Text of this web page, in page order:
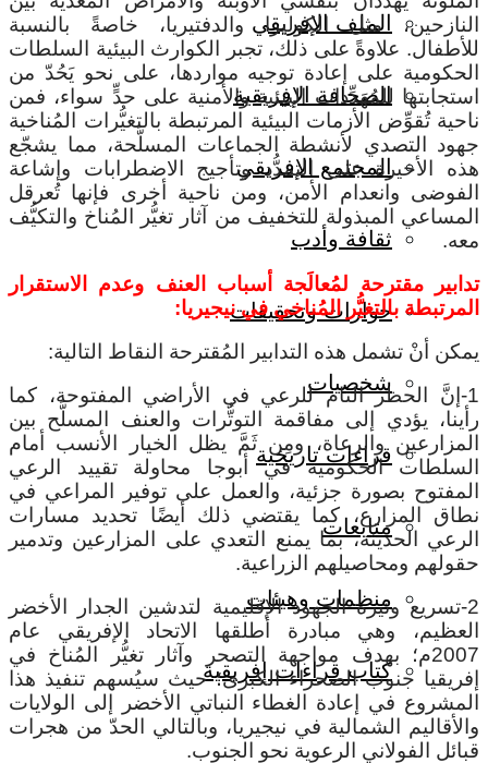
الملف الإفريقي
الصحافة الإفريقية
المجتمع الإفريقي
ثقافة وأدب
حوارات وتحقيقات
شخصيات
قراءات تاريخية
متابعات
منظمات وهيئات
كتاب قراءات إفريقية
النازحين، مثل الكوليرا والدفتيريا، خاصةً بالنسبة
للأطفال. علاوةً على ذلك، تجبر الكوارث البيئية السلطات
الحكومية على إعادة توجيه مواردها، على نحو يَحُدّ من
استجابتها للمُهَدِّدات البيئية والأمنية على حدٍّ سواء، فمن
ناحية تُقوِّض الأزمات البيئية المرتبطة بالتغيُّرات المُناخية
جهود التصدي لأنشطة الجماعات المسلَّحة، مما يشجّع
هذه الأخيرة على التمدُّد وتأجيج الاضطرابات وإشاعة
الفوضى وانعدام الأمن، ومن ناحية أخرى فإنها تُعرقل
المساعي المبذولة للتخفيف من آثار تغيُّر المُناخ والتكيُّف
معه.
تدابير مقترحة لمُعالَجة أسباب العنف وعدم الاستقرار
المرتبطة بالتغيُّر المُناخي في نيجيريا:
يمكن أنْ تشمل هذه التدابير المُقترحة النقاط التالية:
1-إنَّ الحظر التام للرعي في الأراضي المفتوحة، كما
رأينا، يؤدي إلى مفاقمة التوتُّرات والعنف المسلَّح بين
المزارعين والرعاة، ومِن ثَمَّ يظل الخيار الأنسب أمام
السلطات الحكومية في أبوجا محاولة تقييد الرعي
المفتوح بصورة جزئية، والعمل على توفير المراعي في
نطاق المزارع، كما يقتضي ذلك أيضًا تحديد مسارات
الرعي الحديثة، بما يمنع التعدي على المزارعين وتدمير
حقولهم ومحاصيلهم الزراعية.
2-تسريع وتيرة الجهود الإقليمية لتدشين الجدار الأخضر
العظيم، وهي مبادرة أطلقها الاتحاد الإفريقي عام
2007م؛ بهدف مواجهة التصحر وآثار تغيُّر المُناخ في
إفريقيا جنوب الصحراء الكبرى؛ حيث سيُسهم تنفيذ هذا
المشروع في إعادة الغطاء النباتي الأخضر إلى الولايات
والأقاليم الشمالية في نيجيريا، وبالتالي الحدّ من هجرات
قبائل الفولاني الرعوية نحو الجنوب.